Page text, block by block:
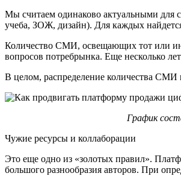
Мы считаем одинаково актуальными для
учеба, ЗОЖ, дизайн). Для каждых
Количество СМИ, освещающих тот или
вопросов потребрынка. Еще несколько
В целом, распределение количества СМИ
График
Чужие ресурсы и коллаборации
Это еще одно из «золотых правил».
большого разнообразия авторов. При